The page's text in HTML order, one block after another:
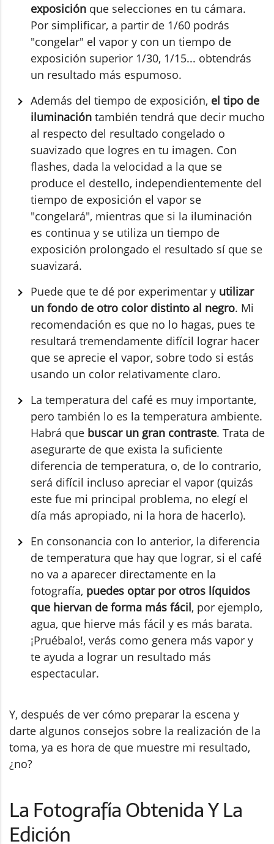
exposición que selecciones en tu cámara.
Por simplificar, a partir de 1/60 podrás
"congelar" el vapor y con un tiempo de
exposición superior 1/30, 1/15... obtendrás
un resultado más espumoso.
Además del tiempo de exposición, el tipo de
iluminación también tendrá que decir mucho
al respecto del resultado congelado o
suavizado que logres en tu imagen. Con
flashes, dada la velocidad a la que se
produce el destello, independientemente del
tiempo de exposición el vapor se
"congelará", mientras que si la iluminación
es continua y se utiliza un tiempo de
exposición prolongado el resultado sí que se
suavizará.
Puede que te dé por experimentar y utilizar
un fondo de otro color distinto al negro. Mi
recomendación es que no lo hagas, pues te
resultará tremendamente difícil lograr hacer
que se aprecie el vapor, sobre todo si estás
usando un color relativamente claro.
La temperatura del café es muy importante,
pero también lo es la temperatura ambiente.
Habrá que buscar un gran contraste. Trata de
asegurarte de que exista la suficiente
diferencia de temperatura, o, de lo contrario,
será difícil incluso apreciar el vapor (quizás
este fue mi principal problema, no elegí el
día más apropiado, ni la hora de hacerlo).
En consonancia con lo anterior, la diferencia
de temperatura que hay que lograr, si el café
no va a aparecer directamente en la
fotografía, puedes optar por otros líquidos
que hiervan de forma más fácil, por ejemplo,
agua, que hierve más fácil y es más barata.
¡Pruébalo!, verás como genera más vapor y
te ayuda a lograr un resultado más
espectacular.
Y, después de ver cómo preparar la escena y
darte algunos consejos sobre la realización de la
toma, ya es hora de que muestre mi resultado,
¿no?
La Fotografía Obtenida Y La
Edición